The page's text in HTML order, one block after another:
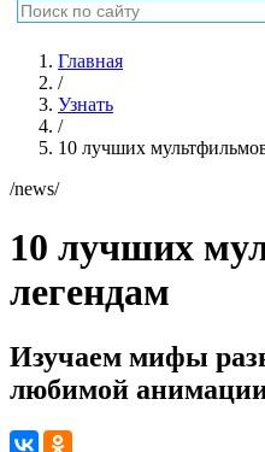
Главная
/
Узнать
/
10 лучших
/news/
10 лучших
легендам
Изучаем мифы
любимой